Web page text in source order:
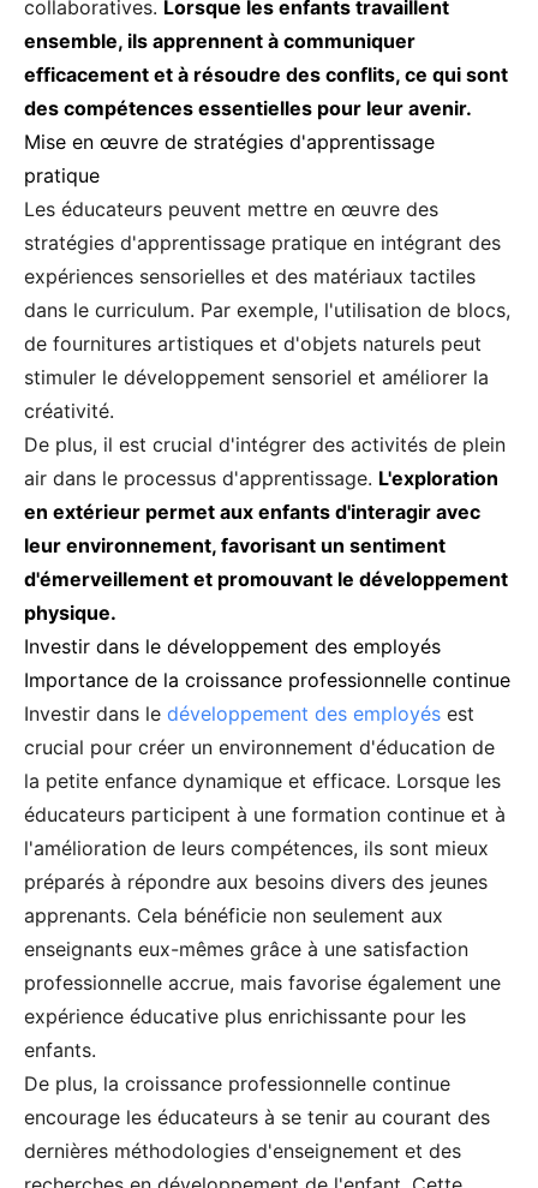
collaboratives. Lorsque les enfants travaillent
ensemble, ils apprennent à communiquer
efficacement et à résoudre des conflits, ce qui sont
des compétences essentielles pour leur avenir.
Mise en œuvre de stratégies d'apprentissage
pratique
Les éducateurs peuvent mettre en œuvre des
stratégies d'apprentissage pratique en intégrant des
expériences sensorielles et des matériaux tactiles
dans le curriculum. Par exemple, l'utilisation de blocs,
de fournitures artistiques et d'objets naturels peut
stimuler le développement sensoriel et améliorer la
créativité.
De plus, il est crucial d'intégrer des activités de plein
air dans le processus d'apprentissage. L'exploration
en extérieur permet aux enfants d'interagir avec
leur environnement, favorisant un sentiment
d'émerveillement et promouvant le développement
physique.
Investir dans le développement des employés
Importance de la croissance professionnelle continue
Investir dans le développement des employés est
crucial pour créer un environnement d'éducation de
la petite enfance dynamique et efficace. Lorsque les
éducateurs participent à une formation continue et à
l'amélioration de leurs compétences, ils sont mieux
préparés à répondre aux besoins divers des jeunes
apprenants. Cela bénéficie non seulement aux
enseignants eux-mêmes grâce à une satisfaction
professionnelle accrue, mais favorise également une
expérience éducative plus enrichissante pour les
enfants.
De plus, la croissance professionnelle continue
encourage les éducateurs à se tenir au courant des
dernières méthodologies d'enseignement et des